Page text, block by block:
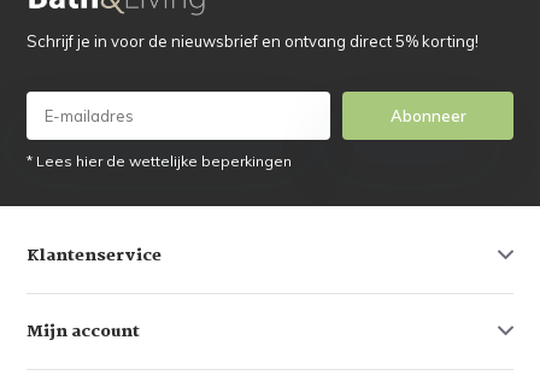
Schrijf je in voor de nieuwsbrief en ontvang direct 5% korting!
Abonneer
* Lees hier de wettelijke beperkingen
Klantenservice
Mijn account